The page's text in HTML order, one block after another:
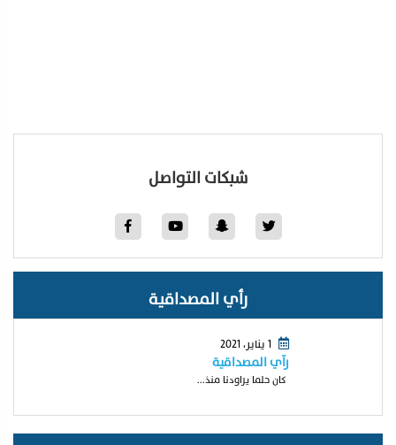
شبكات التواصل
رأي المصداقية
1 يناير، 2021
رآي المصداقية
كان حلما يراودنا منذ...